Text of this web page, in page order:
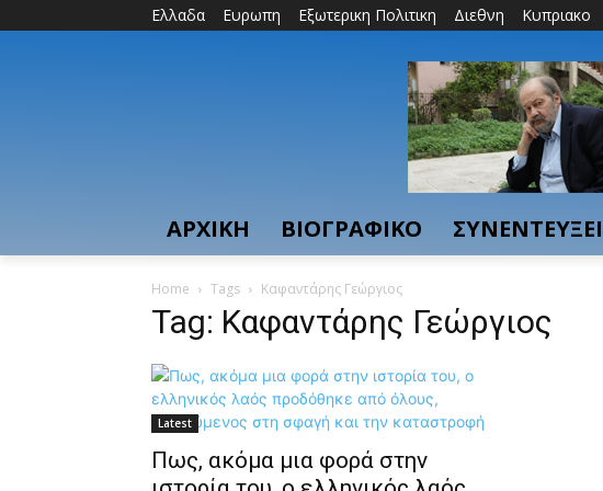
Ελλαδα Ευρωπη Εξωτερικη Πολιτικη Διεθνη Κυπριακο
ΑΡΧΙΚΗ ΒΙΟΓΡΑΦΙΚΟ
Home Tags Καφαντάρης Γεώργιος
Tag: Καφαντάρης Γεώργιος
Latest
Πως, ακόμα μια φορά στην